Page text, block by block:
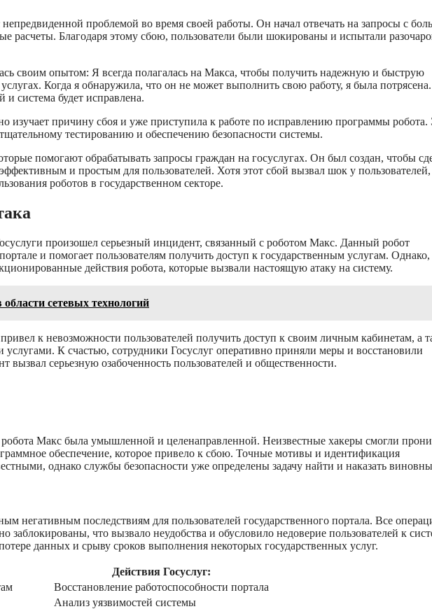
проблемой во время своей работы. Он начал отвечать на запросы с
расчеты. Благодаря этому сбою, пользователи были шокированы и испытали
своим опытом: Я всегда полагалась на Макса, чтобы получить надежную и быструю
Когда я обнаружила, что он не может выполнить свою работу, я была
система будет исправлена.
изучает причину сбоя и уже приступила к работе по исправлению программы робота.
тестированию и обеспечению безопасности системы.
помогают обрабатывать запросы граждан на госуслугах. Он был создан, чтобы
и простым для пользователей. Хотя этот сбой вызвал шок у пользователей,
роботов в государственном секторе.
произошел серьезный инцидент, связанный с роботом Макс. Данный робот
и помогает пользователям получить доступ к государственным услугам. Однако,
действия робота, которые вызвали настоящую атаку на систему.
сетевых технологий
к невозможности пользователей получить доступ к своим личным кабинетам, а
услугами. К счастью, сотрудники Госуслуг оперативно приняли меры и восстановили
вызвал серьезную озабоченность пользователей и общественности.
Макс была умышленной и целенаправленной. Неизвестные хакеры смогли
обеспечение, которое привело к сбою. Точные мотивы и идентификация
однако службы безопасности уже определены задачу найти и наказать
негативным последствиям для пользователей государственного портала. Все
заблокированы, что вызвало неудобства и обусловило недоверие пользователей к
данных и срыву сроков выполнения некоторых государственных услуг.
Действия Госуслуг:
Восстановление работоспособности портала
Анализ уязвимостей системы